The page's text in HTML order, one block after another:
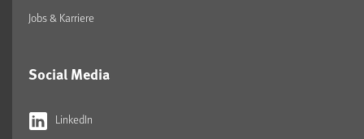
Jobs & Karriere
Social Media
LinkedIn